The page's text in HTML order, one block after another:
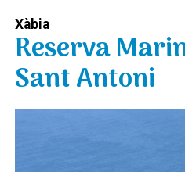
Xàbia
Reserva
Sant Antoni